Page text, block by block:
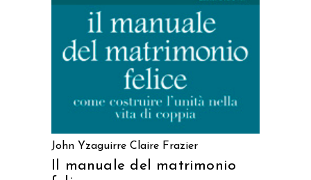
John Yzaguirre Claire Frazier
Il manuale del matrimonio